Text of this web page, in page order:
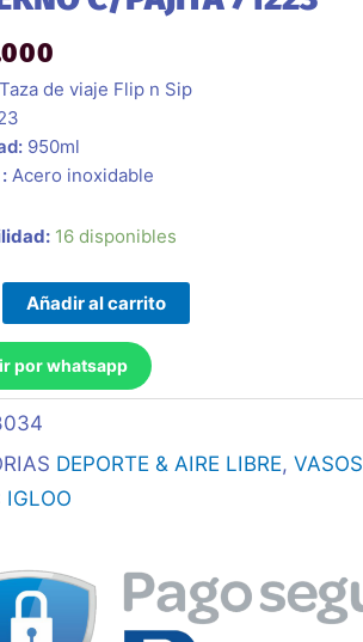
Taza de viaje Flip n Sip
950ml
Acero inoxidable
16 disponibles
Añadir al carrito
por whatsapp
DEPORTE & AIRE LIBRE, VASOS
IGLOO